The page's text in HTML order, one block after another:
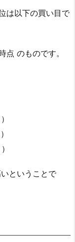
は以下の買い目で
のものです。
ということで